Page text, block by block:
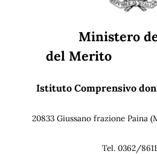
Ministero
del Merito
Istituto Comprensivo
20833 Giussano frazione Paina
Tel. 0362/